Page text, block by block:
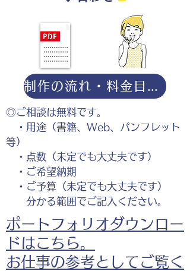
◎ご相談は無料です。
・用途（書籍、Web、パンフレット
等）
・点数（未定でも大丈夫です）
・ご希望納期
・ご予算（未定でも大丈夫です）
分かる範囲でご記入ください。
ポートフォリオダウンロー
ドはこちら。
お仕事の参考としてご覧く